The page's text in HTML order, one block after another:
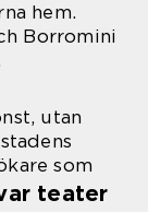
hem.
Borromini
utan
som
teater